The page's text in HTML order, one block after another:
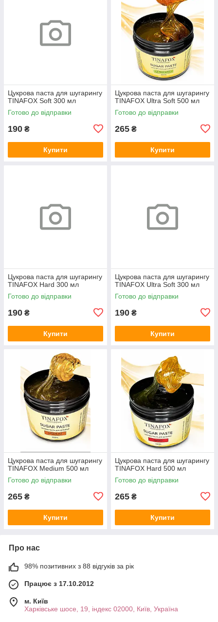
Цукрова паста для шугарингу
TINAFOX Soft 300 мл
Готово до відправки
190 ₴
Купити
Цукрова паста для шугарингу
TINAFOX Ultra Soft 500 мл
Готово до відправки
265 ₴
Купити
Цукрова паста для шугарингу
TINAFOX Hard 300 мл
Готово до відправки
190 ₴
Купити
Цукрова паста для шугарингу
TINAFOX Ultra Soft 300 мл
Готово до відправки
190 ₴
Купити
Цукрова паста для шугарингу
TINAFOX Medium 500 мл
Готово до відправки
265 ₴
Купити
Цукрова паста для шугарингу
TINAFOX Hard 500 мл
Готово до відправки
265 ₴
Купити
Про нас
98% позитивних з 88 відгуків за рік
Працює з 17.10.2012
м. Київ
Харківське шосе, 19, індекс 02000, Київ, Україна